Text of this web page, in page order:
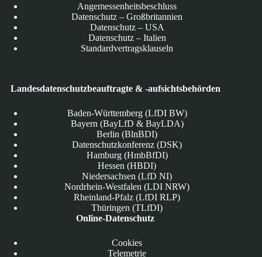
Angemessenheitsbeschluss
Datenschutz – Großbritannien
Datenschutz – USA
Datenschutz – Italien
Standardvertragsklauseln
Landesdatenschutzbeauftragte & -aufsichtsbehörden
Baden-Württemberg (LfDI BW)
Bayern (BayLfD & BayLDA)
Berlin (BlnBDI)
Datenschutzkonferenz (DSK)
Hamburg (HmbBfDI)
Hessen (HBDI)
Niedersachsen (LfD NI)
Nordrhein-Westfalen (LDI NRW)
Rheinland-Pfalz (LfDI RLP)
Thüringen (TLfDI)
Online-Datenschutz
Cookies
Telemetrie